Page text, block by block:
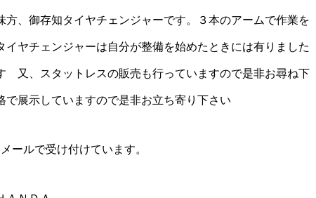
、御存知タイヤチェンジャーです。３本のアームで作業を
ヤチェンジャーは自分が整備を始めたときには有りました
又、スタットレスの販売も行っていますので是非お尋ね下
展示していますので是非お立ち寄り下さい
ールで受け付けています。